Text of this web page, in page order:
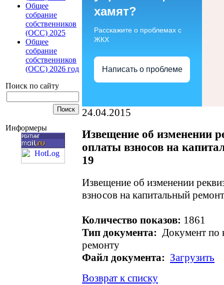
Общее
собрание
собственников
(ОСС) 2025
Общее
собрание
собственников
(ОСС) 2026 год
Поиск по сайту
Информеры
хамят?
Расскажите о проблемах с
ЖКХ
Написать о проблеме
24.04.2015
Извещение об изменении
оплаты взносов на
19
Извещение об изменении
взносов на капитальный
Количество показов: 1861
Тип документа: Документ по
ремонту
Файл документа: Загрузить
Возврат к списку